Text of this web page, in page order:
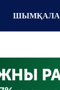
ШЫМҚАЛА